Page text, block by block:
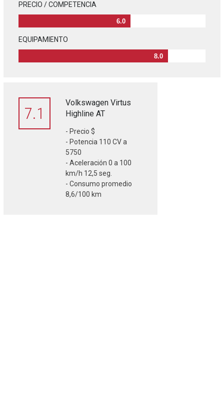
PRECIO / COMPETENCIA
6.0
EQUIPAMIENTO
8.0
7.1
Volkswagen Virtus
Highline AT
- Precio $
- Potencia 110 CV a
5750
- Aceleración 0 a 100
km/h 12,5 seg.
- Consumo promedio
8,6/100 km